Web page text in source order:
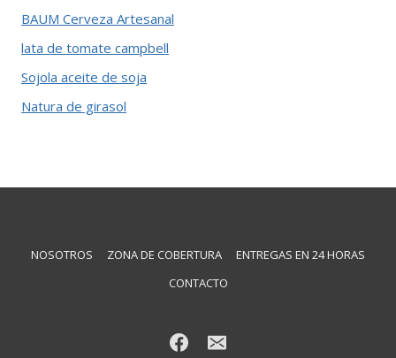
BAUM Cerveza Artesanal
lata de tomate campbell
Sojola aceite de soja
Natura de girasol
NOSOTROS ZONA DE COBERTURA
ENTREGAS EN 24 HORAS
CONTACTO